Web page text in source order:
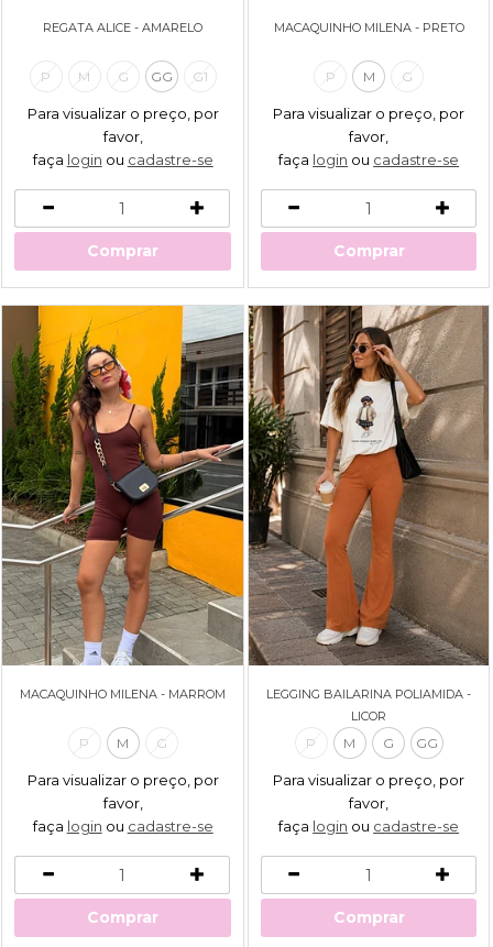
REGATA ALICE - AMARELO
P M G GG G1
Para visualizar o preço, por
favor,
faça login ou cadastre-se
Comprar
MACAQUINHO MILENA - PRETO
P M G
Para visualizar o preço, por
favor,
faça login ou cadastre-se
Comprar
MACAQUINHO MILENA - MARROM
P M G
Para visualizar o preço, por
favor,
faça login ou cadastre-se
Comprar
LEGGING BAILARINA POLIAMIDA -
LICOR
P M G GG
Para visualizar o preço, por
favor,
faça login ou cadastre-se
Comprar